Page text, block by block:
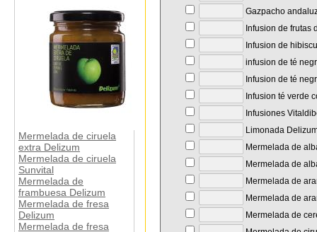
Mermelada de ciruela
extra Delizum
Mermelada de ciruela
Sunvital
Mermelada de
frambuesa Delizum
Mermelada de fresa
Delizum
Mermelada de fresa
Gazpacho
Infusion de frutas
Infusion de
infusion de té
Infusion de té
Infusion té verde
Infusiones
Limonada
Mermelada de
Mermelada de
Mermelada de
Mermelada de
Mermelada de